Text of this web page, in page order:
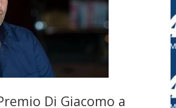
Di Giacomo a